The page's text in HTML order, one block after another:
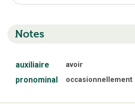
Notes
auxiliaire avoir
pronominal occasionnellement